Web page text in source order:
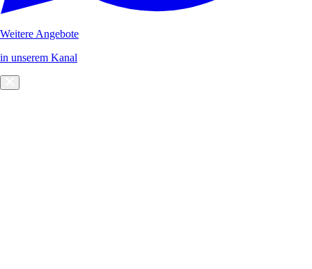
Weitere Angebote
in unserem Kanal